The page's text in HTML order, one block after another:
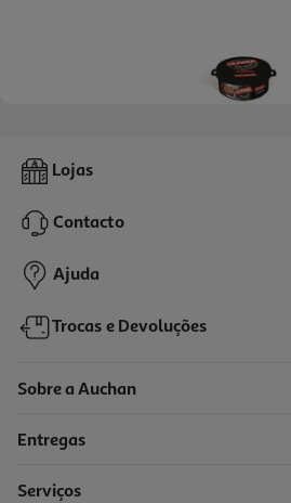
Paté Figado De Porco La Piara Picante 73g
1,69 €
Lojas
Contacto
Ajuda
Trocas e Devoluções
Sobre a Auchan
Entregas
Serviços